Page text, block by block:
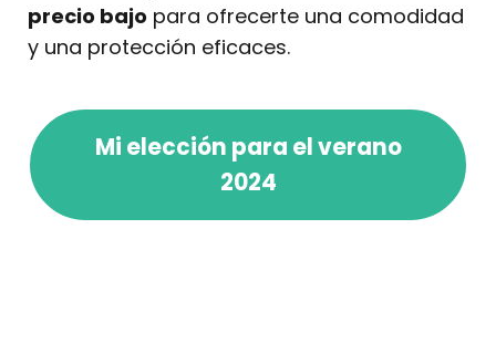
precio bajo para ofrecerte una comodidad
y una protección eficaces.
Mi elección para el verano
2024